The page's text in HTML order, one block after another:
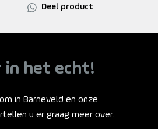
Deel product
in het echt!
in Barneveld en onze
u er graag meer over.